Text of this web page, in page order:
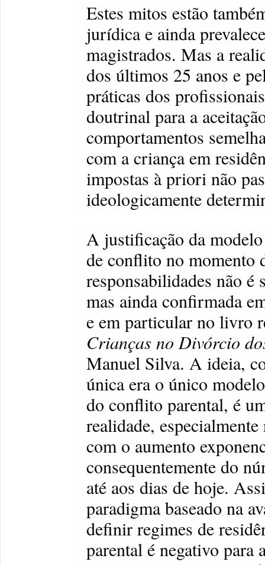
Estes mitos estão
jurídica e ainda
magistrados. Mas a
dos últimos 25 anos e
práticas dos
doutrinal para a
comportamentos
com a criança em
impostas à priori não
ideologicamente
A justificação da
de conflito no momento
responsabilidades não
mas ainda confirmada
e em particular no livro
Crianças no Divórcio
Manuel Silva. A ideia,
única era o único
do conflito parental, é
realidade,
com o aumento
consequentemente do
até aos dias de hoje.
paradigma baseado na
definir regimes de
parental é negativo para